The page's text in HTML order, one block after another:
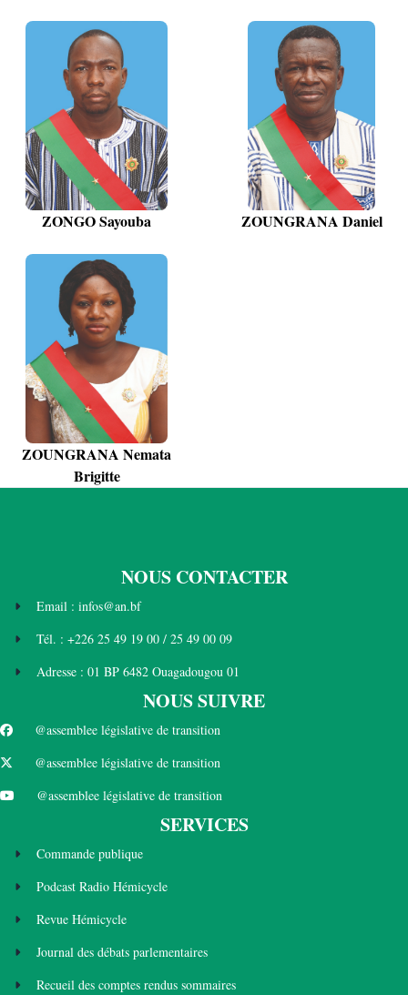
ZONGO Sayouba ZOUNGRANA Daniel
ZOUNGRANA Nemata
Brigitte
NOUS CONTACTER
Email : infos@an.bf
Tél. : +226 25 49 19 00 / 25 49 00 09
Adresse : 01 BP 6482 Ouagadougou 01
NOUS SUIVRE
@assemblee législative de transition
@assemblee législative de transition
@assemblee législative de transition
SERVICES
Commande publique
Podcast Radio Hémicycle
Revue Hémicycle
Journal des débats parlementaires
Recueil des comptes rendus sommaires